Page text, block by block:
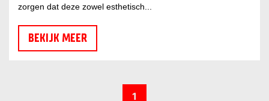
zorgen dat deze zowel esthetisch...
BEKIJK MEER
1